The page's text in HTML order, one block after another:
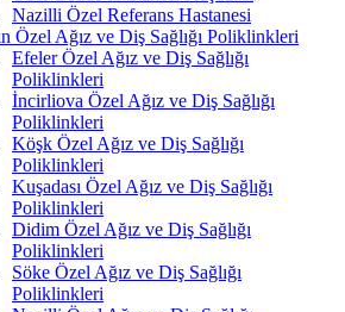
Nazilli Özel Referans Hastanesi
Özel Ağız ve Diş Sağlığı Poliklinkleri
Efeler Özel Ağız ve Diş Sağlığı
Poliklinkleri
İncirliova Özel Ağız ve Diş Sağlığı
Poliklinkleri
Köşk Özel Ağız ve Diş Sağlığı
Poliklinkleri
Kuşadası Özel Ağız ve Diş Sağlığı
Poliklinkleri
Didim Özel Ağız ve Diş Sağlığı
Poliklinkleri
Söke Özel Ağız ve Diş Sağlığı
Poliklinkleri